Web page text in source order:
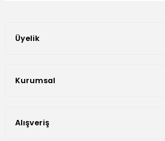
Üyelik
Kurumsal
Alışveriş